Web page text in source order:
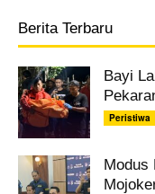
Berita Terbaru
Bayi
Peristiwa
Modus